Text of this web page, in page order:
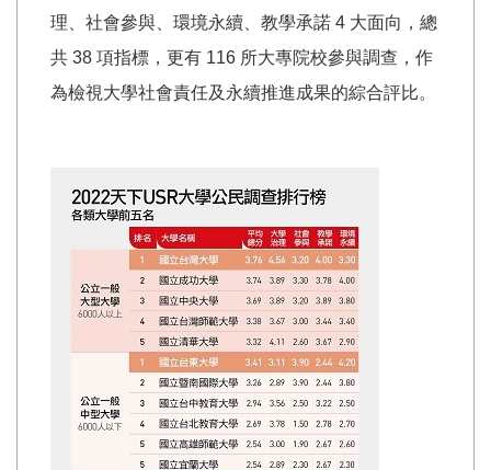
理、社會參與、環境永續、教學承諾 4 大面向，總
共 38 項指標，更有 116 所大專院校參與調查，作
為檢視大學社會責任及永續推進成果的綜合評比。